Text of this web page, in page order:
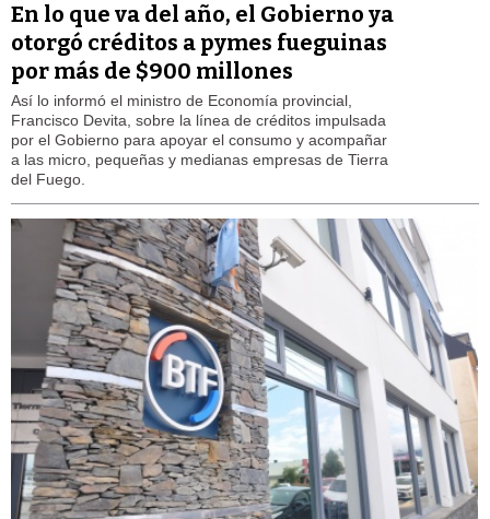
En lo que va del año, el Gobierno ya
otorgó créditos a pymes fueguinas
por más de $900 millones
Así lo informó el ministro de Economía provincial,
Francisco Devita, sobre la línea de créditos impulsada
por el Gobierno para apoyar el consumo y acompañar
a las micro, pequeñas y medianas empresas de Tierra
del Fuego.